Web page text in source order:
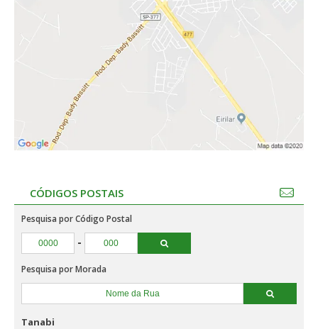
CÓDIGOS POSTAIS
Pesquisa por Código Postal
-
Pesquisa por Morada
Tanabi